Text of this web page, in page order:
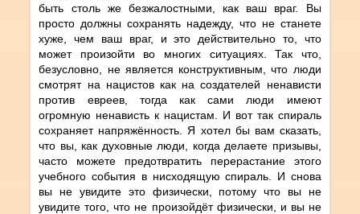
быть столь же безжалостными, как ваш враг. Вы
просто должны сохранять надежду, что не станете
хуже, чем ваш враг, и это действительно то, что
может произойти во многих ситуациях. Так что,
безусловно, не является конструктивным, что люди
смотрят на нацистов как на создателей ненависти
против евреев, тогда как сами люди имеют
огромную ненависть к нацистам. И вот так спираль
сохраняет напряжённость. Я хотел бы вам сказать,
что вы, как духовные люди, когда делаете призывы,
часто можете предотвратить перерастание этого
учебного события в нисходящую спираль. И снова
вы не увидите это физически, потому что вы не
увидите того, что не произойдёт физически, и вы не